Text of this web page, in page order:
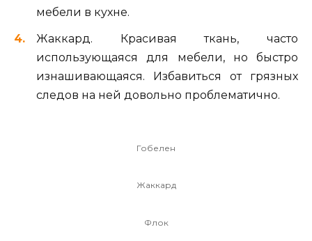
мебели в кухне.
Жаккард. Красивая ткань, часто
использующаяся для мебели, но быстро
изнашивающаяся. Избавиться от грязных
следов на ней довольно проблематично.
Гобелен
Жаккард
Флок